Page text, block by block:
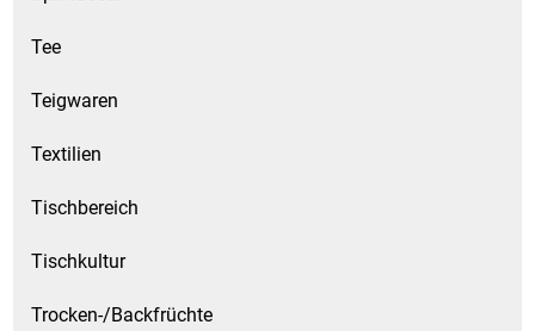
Tee
Teigwaren
Textilien
Tischbereich
Tischkultur
Trocken-/Backfrüchte